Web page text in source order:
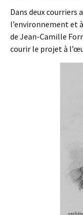
Dans deux courriers
l’environnement et
de Jean-Camille
courir le projet à